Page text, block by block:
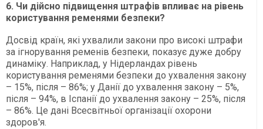
6. Чи дійсно підвищення штрафів впливає на рівень
користування ременями безпеки?
Досвід країн, які ухвалили закони про високі штрафи
за ігнорування ременів безпеки, показує дуже добру
динаміку. Наприклад, у Нідерландах рівень
користування ременями безпеки до ухвалення закону
– 15%, після – 86%; у Данії до ухвалення закону – 5%,
після – 94%, в Іспанії до ухвалення закону – 25%, після
– 86%. Це дані Всесвітньої організації охорони
здоров'я.